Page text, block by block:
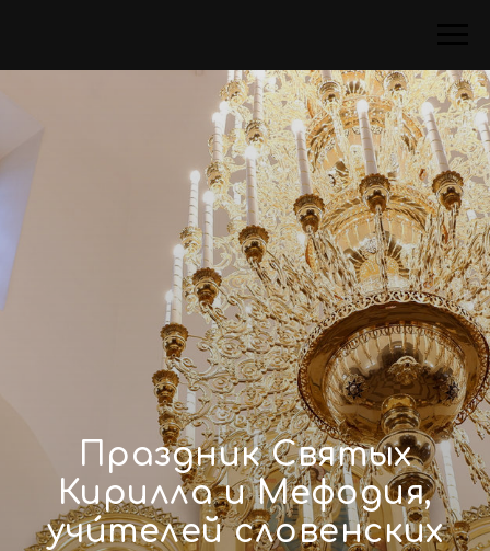
Праздник Святых
Кирилла и Мефодия,
учи́телей словенских